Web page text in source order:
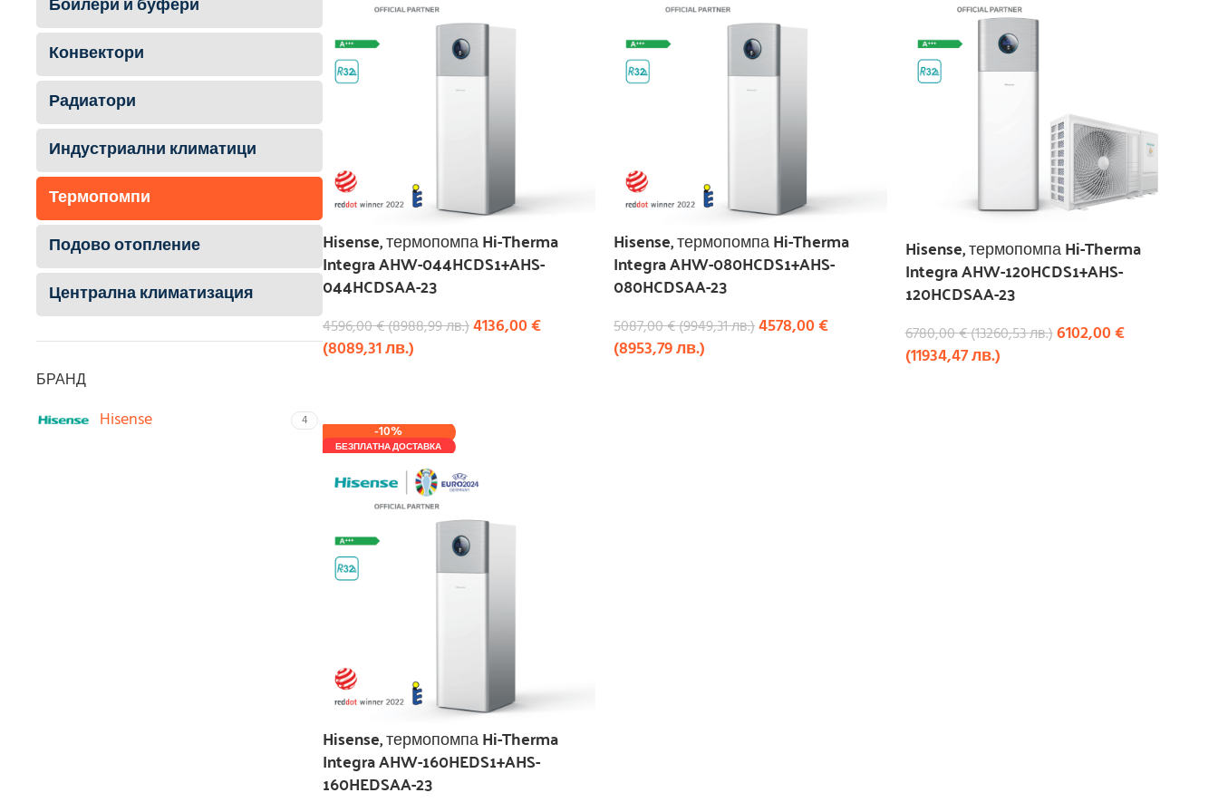
Бойлери и буфери
Конвектори
Радиатори
Индустриални климатици
Термопомпи
Подово отопление
Централна климатизация
БРАНД
Hisense
4
Hisense, термопомпа Hi-Therma
Integra AHW-044HCDS1+AHS-
044HCDSAA-23
4596,00€(8988,99лв.)4136,00€
(8089,31лв.)
Hisense, термопомпа Hi-Therma
Integra AHW-080HCDS1+AHS-
080HCDSAA-23
5087,00€(9949,31лв.)4578,00€
(8953,79лв.)
Hisense, термопомпа Hi-Therma
Integra AHW-120HCDS1+AHS-
120HCDSAA-23
6780,00€(13260,53лв.)6102,00€
(11934,47лв.)
-10%
БЕЗПЛАТНА ДОСТАВКА
Hisense, термопомпа Hi-Therma
Integra AHW-160HEDS1+AHS-
160HEDSAA-23